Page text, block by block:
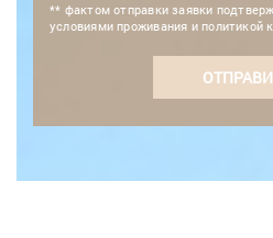
** фактом отправки заявки
условиями проживания и политикой